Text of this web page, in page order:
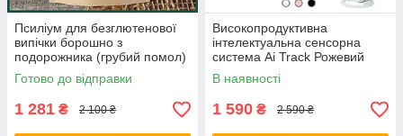
Псиліум для безглютенової
випічки борошно з
подорожника (грубий помол)
1500 грам
Готово до відправки
1 281 ₴ 2 100 ₴
Високопродуктивна
інтелектуальна сенсорна
система Ai Track Рожевий
BIO
В наявності
1 590 ₴ 2 590 ₴